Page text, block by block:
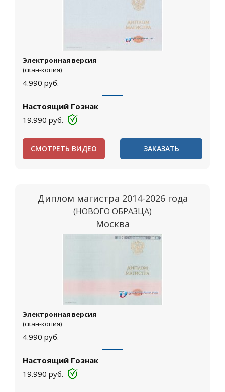
Электронная версия
(скан-копия)
4.990 руб.
Настоящий Гознак
19.990 руб.
СМОТРЕТЬ ВИДЕО ЗАКАЗАТЬ
Диплом магистра 2014-2026 года
(НОВОГО ОБРАЗЦА)
Москва
Электронная версия
(скан-копия)
4.990 руб.
Настоящий Гознак
19.990 руб.